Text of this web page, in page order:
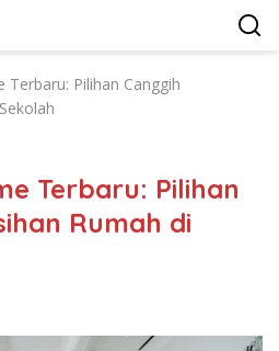
Terbaru: Pilihan Canggih
Terbaru: Pilihan
Rumah di